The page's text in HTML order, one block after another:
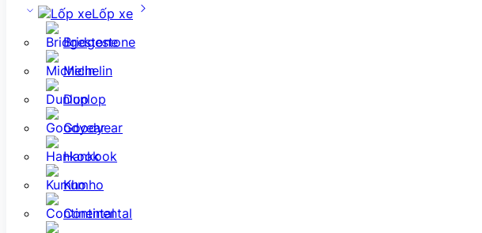
Lốp xe
Bridgestone
Michelin
Dunlop
Goodyear
Hankook
Kumho
Continental